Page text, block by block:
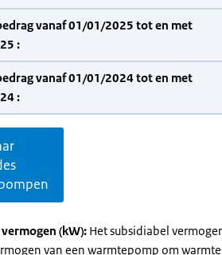
vanaf 01/01/2025 tot en met
:
vanaf 01/01/2024 tot en met
:
(kW): Het subsidiabel
van een warmtepomp om